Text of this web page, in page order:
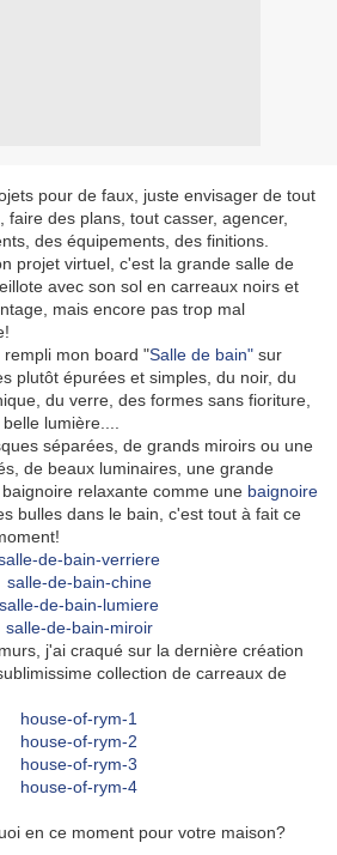
pour de faux, juste envisager de tout
faire des plans, tout casser, agencer,
des équipements, des finitions.
projet virtuel, c'est la grande salle de
avec son sol en carreaux noirs et
mais encore pas trop mal
mon board "Salle de bain" sur
plutôt épurées et simples, du noir, du
du verre, des formes sans fioriture,
lumière....
séparées, de grands miroirs ou une
de beaux luminaires, une grande
relaxante comme une baignoire
bulles dans le bain, c'est tout à fait ce
j'ai craqué sur la dernière création
collection de carreaux de
en ce moment pour votre maison?